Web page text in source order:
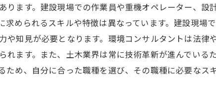
ります。建設現場での作業員や重機オペレーター、設
求められるスキルや特徴は異なっています。建設現場
や知見が必要となります。環境コンサルタントは法
れます。また、土木業界は常に技術革新が進んでいる
ため、自分に合った職種を選び、その職種に必要な